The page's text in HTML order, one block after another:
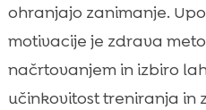
ohranjajo zanimanje.
motivacije je zdrava
načrtovanjem in izbiro
učinkovitost treniranja in